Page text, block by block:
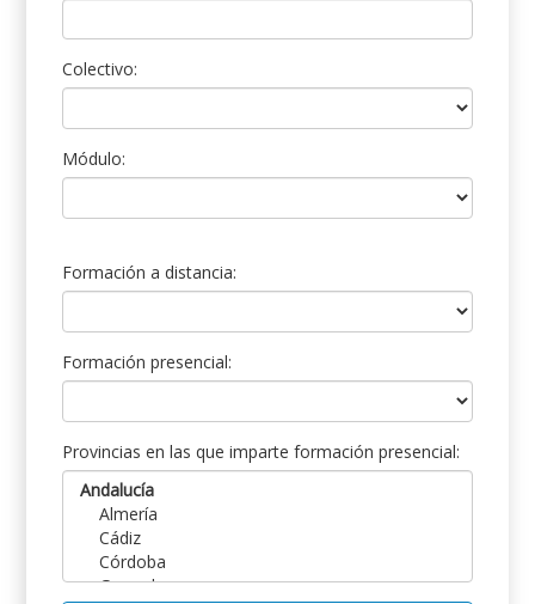
Colectivo:
Módulo:
Formación a distancia:
Formación presencial:
Provincias en las que imparte formación presencial: